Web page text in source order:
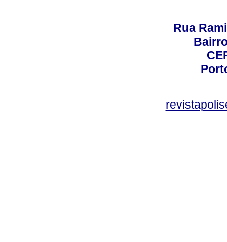
Rua